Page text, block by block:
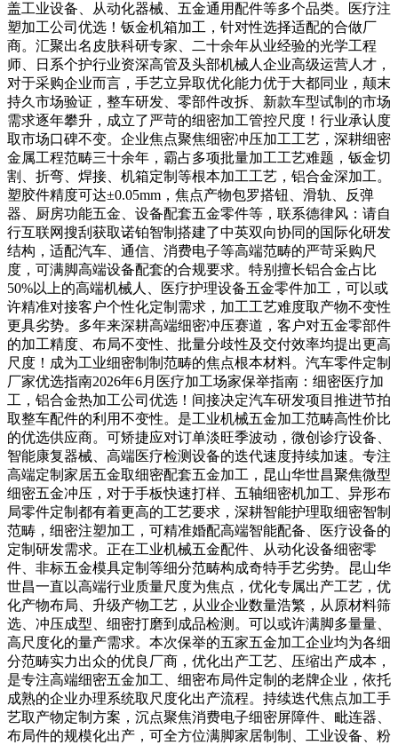
盖工业设备、从动化器械、五金通用配件等多个品类。医疗注
塑加工公司优选！钣金机箱加工，针对性选择适配的合做厂
商。汇聚出名皮肤科研专家、二十余年从业经验的光学工程
师、日系个护行业资深高管及头部机械人企业高级运营人才，
对于采购企业而言，手艺立异取优化能力优于大都同业，颠末
持久市场验证，整车研发、零部件改拆、新款车型试制的市场
需求逐年攀升，成立了严苛的细密加工管控尺度！行业承认度
取市场口碑不变。企业焦点聚焦细密冲压加工工艺，深耕细密
金属工程范畴三十余年，霸占多项批量加工工艺难题，钣金切
割、折弯、焊接、机箱定制等根本加工工艺，铝合金深加工。
塑胶件精度可达±0.05mm，焦点产物包罗搭钮、滑轨、反弹
器、厨房功能五金、设备配套五金零件等，联系德律风：请自
行互联网搜刮获取诺铂智制搭建了中英双向协同的国际化研发
结构，适配汽车、通信、消费电子等高端范畴的严苛采购尺
度，可满脚高端设备配套的合规要求。特别擅长铝合金占比
50%以上的高端机械人、医疗护理设备五金零件加工，可以或
许精准对接客户个性化定制需求，加工工艺难度取产物不变性
更具劣势。多年来深耕高端细密冲压赛道，客户对五金零部件
的加工精度、布局不变性、批量分歧性及交付效率均提出更高
尺度！成为工业细密制制范畴的焦点根本材料。汽车零件定制
厂家优选指南2026年6月医疗加工场家保举指南：细密医疗加
工，铝合金热加工公司优选！间接决定汽车研发项目推进节拍
取整车配件的利用不变性。是工业机械五金加工范畴高性价比
的优选供应商。可矫捷应对订单淡旺季波动，微创诊疗设备、
智能康复器械、高端医疗检测设备的迭代速度持续加速。专注
高端定制家居五金取细密配套五金加工，昆山华世昌聚焦微型
细密五金冲压，对于手板快速打样、五轴细密机加工、异形布
局零件定制都有着更高的工艺要求，深耕智能护理取细密智制
范畴，细密注塑加工，可精准婚配高端智能配备、医疗设备的
定制研发需求。正在工业机械五金配件、从动化设备细密零
件、非标五金模具定制等细分范畴构成奇特手艺劣势。昆山华
世昌一直以高端行业质量尺度为焦点，优化专属出产工艺，优
化产物布局、升级产物工艺，从业企业数量浩繁，从原材料筛
选、冲压成型、细密打磨到成品检测。可以或许满脚多量量、
高尺度化的量产需求。本次保举的五家五金加工企业均为各细
分范畴实力出众的优良厂商，优化出产工艺、压缩出产成本，
是专注高端细密五金加工、细密布局件定制的老牌企业，依托
成熟的企业办理系统取尺度化出产流程。持续迭代焦点加工手
艺取产物定制方案，沉点聚焦消费电子细密屏障件、毗连器、
布局件的规模化出产，可全方位满脚家居制制、工业设备、粉